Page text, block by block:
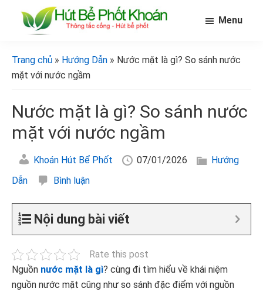
phốt
khoán]
bể
phốt
Menu
Trang chủ » Hướng Dẫn » Nước mặt là gì? So sánh nước
mặt với nước ngầm
Nước mặt là gì? So sánh nước
mặt với nước ngầm
Khoán Hút Bể Phốt 07/01/2026
Hướng
Dẫn
Bình luận
Nội dung bài viết
Rate this post
Nguồn nước mặt là gì? cùng đi tìm hiểu về khái niệm
nguồn nước mặt cũng như so sánh đặc điểm với nguồn